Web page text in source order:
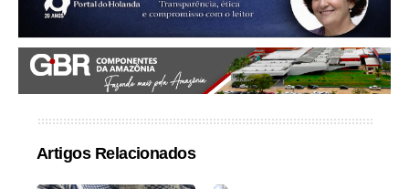
Artigos Relacionados